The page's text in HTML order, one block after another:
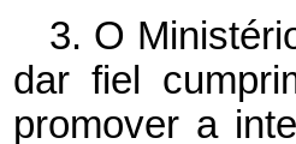
3. O
dar fiel
promover a